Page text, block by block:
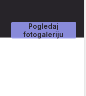
Pogledaj
fotogaleriju